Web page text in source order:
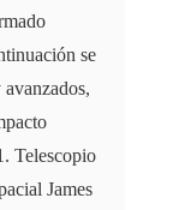
se
Telescopio
James